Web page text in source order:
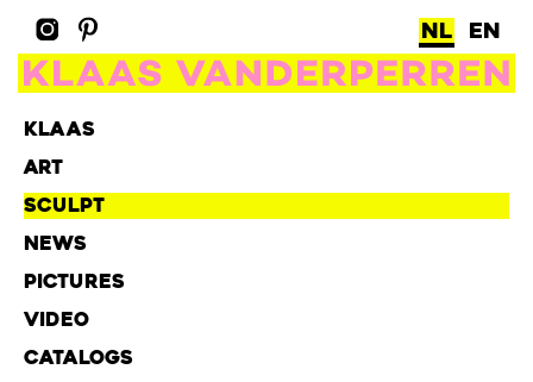
NL EN
KLAAS
ART
SCULPT
NEWS
PICTURES
VIDEO
CATALOGS